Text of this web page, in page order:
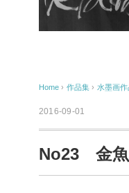
Home › 作品集 › 水墨画作
2016-09-01
No23 金魚